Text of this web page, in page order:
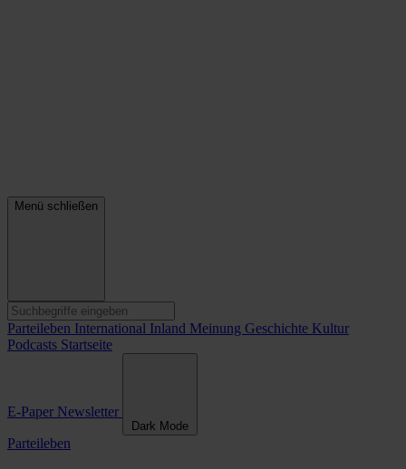
Menü schließen
Parteileben International Inland Meinung Geschichte Kultur
Podcasts Startseite
E-Paper Newsletter
Dark Mode
Parteileben